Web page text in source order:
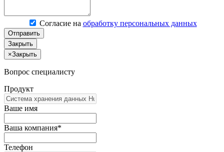
Согласие на обработку персональных данных
Отправить
Закрыть
×Закрыть
Вопрос специалисту
Продукт
Ваше имя
Ваша компания*
Телефон